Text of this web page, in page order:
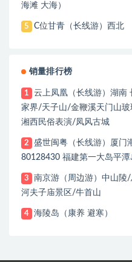
海滩 大海）
5 C位甘青（长线游）西北
销量排行榜
1
云上凤凰（长线游）湖
家界/天子山/金鞭溪天门山
湘西民俗表演/凤风古城
2
盛世闽粤（长线游）厦门
80128430 福建第一大岛平潭
3
南京游（周边游）中山
河夫子庙景区/牛首山
4 海陵岛（康养 避寒）